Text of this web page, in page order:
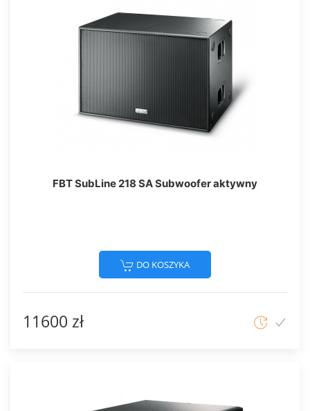
FBT SubLine 218 SA Subwoofer aktywny
DO KOSZYKA
11600 zł